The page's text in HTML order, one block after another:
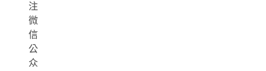
注
微
信
公
众